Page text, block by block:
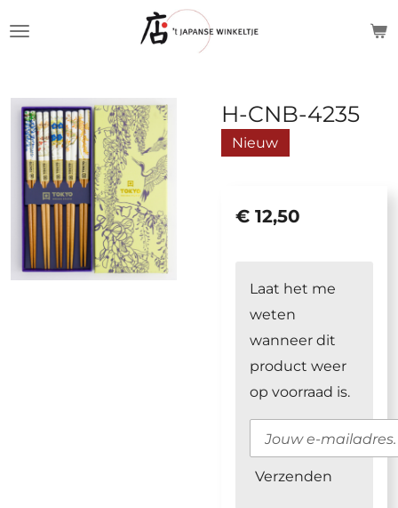
de
hoofdinhoud
H-CNB-4235
Nieuw
€ 12,50
Laat het me
weten
wanneer dit
product weer
op voorraad is.
Verzenden